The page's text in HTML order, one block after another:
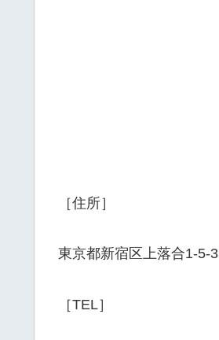
［住所］
東京都新宿区上落合1-5-3
［TEL］